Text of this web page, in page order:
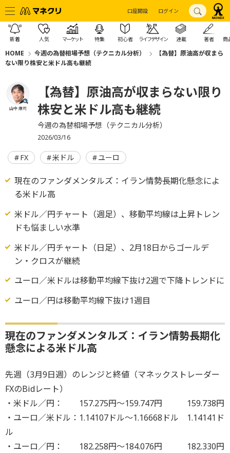
口座開設 ログイン
新着 人気 マーケット 特集 初心者 ライフデザイン 連載 著者 商
HOME 今週の為替相場予想（テクニカル分析）
【為替】原油高が収まら
ない限り株安と米ドル高も継続
山中 康司
【為替】原油高が収まらない限り
株安と米ドル高も継続
今週の為替相場予想（テクニカル分析）
2026/03/16
FX 米ドル ユーロ
現在のファンダメンタルズ：イラン情勢長期化懸念によ
る米ドル高
米ドル／円チャート（週足）、移動平均線は上昇トレン
ドも悩ましい水準
米ドル／円チャート（日足）、2月18日からゴールデ
ン・クロスが継続
ユーロ／米ドルは移動平均線下抜け2週で下降トレンドに
ユーロ／円は移動平均線下抜け1週目
現在のファンダメンタルズ：イラン情勢長期化
懸念による米ドル高
先週（3月9日週）のレンジと終値（マネックストレーダー
FXのBidレート）
・米ドル／円： 157.275円～159.747円 159.738円
・ユーロ／米ドル：1.14107ドル～1.16668ドル 1.14141ド
ル
・ユーロ／円： 182.258円～184.076円 182.330円